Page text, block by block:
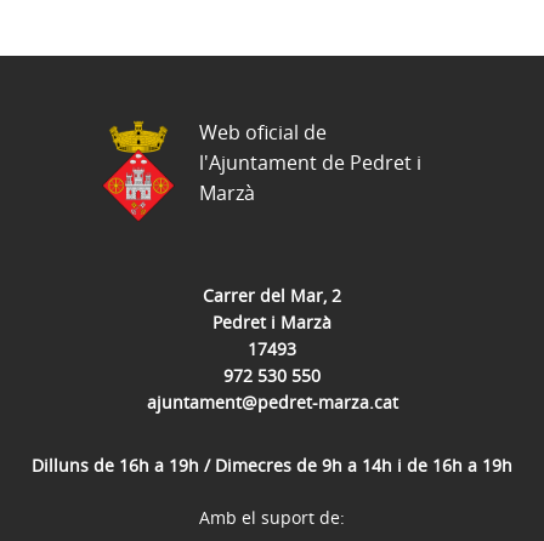
Carrer del Mar, 2
Pedret i Marzà
17493
972 530 550
ajuntament@pedret-marza.cat
Dilluns de 16h a 19h / Dimecres de 9h a 14h i de 16h a 19h
Web oficial de
l'Ajuntament de Pedret i
Marzà
Amb el suport de: